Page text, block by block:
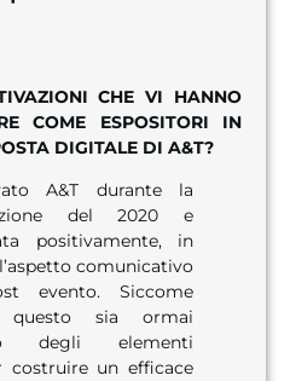
CHE VI HANNO
COME ESPOSITORI IN
DIGITALE DI A&T?
A&T durante la
del 2020 e
positivamente, in
comunicativo
evento. Siccome
questo sia ormai
degli elementi
costruire un efficace